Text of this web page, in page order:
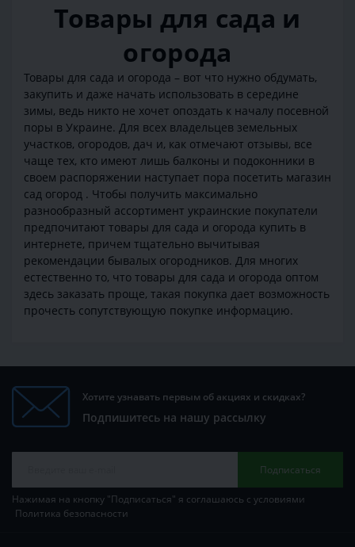
Товары для сада и
огорода
Товары для сада и огорода – вот что нужно обдумать,
закупить и даже начать использовать в середине
зимы, ведь никто не хочет опоздать к началу посевной
поры в Украине. Для всех владельцев земельных
участков, огородов, дач и, как отмечают отзывы, все
чаще тех, кто имеют лишь балконы и подоконники в
своем распоряжении наступает пора посетить магазин
сад огород . Чтобы получить максимально
разнообразный ассортимент украинские покупатели
предпочитают товары для сада и огорода купить в
интернете, причем тщательно вычитывая
рекомендации бывалых огородников. Для многих
естественно то, что товары для сада и огорода оптом
здесь заказать проще, такая покупка дает возможность
прочесть сопутствующую покупке информацию.
Хотите узнавать первым об акциях и скидках?
Подпишитесь на нашу рассылку
Подписаться
Нажимая на кнопку "Подписаться" я соглашаюсь с условиями
Политика безопасности